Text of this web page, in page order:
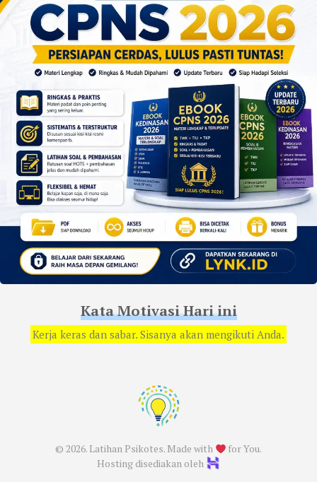
Kata Motivasi Hari ini
Kerja keras dan sabar. Sisanya akan mengikuti Anda.
© 2026. Latihan Psikotes. Made with
for You.
Hosting disediakan oleh